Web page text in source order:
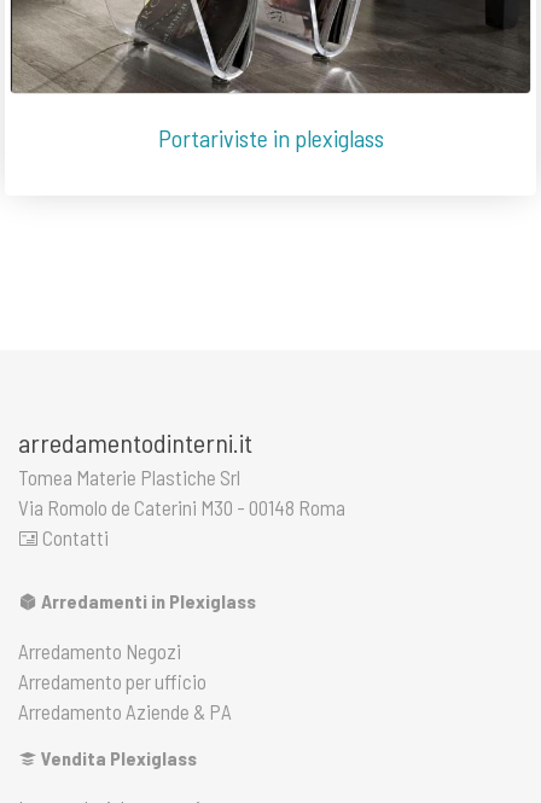
Portariviste in plexiglass
arredamentodinterni.it
Tomea Materie Plastiche Srl
Via Romolo de Caterini M30 - 00148 Roma
Contatti
Arredamenti in Plexiglass
Arredamento Negozi
Arredamento per ufficio
Arredamento Aziende & PA
Vendita Plexiglass